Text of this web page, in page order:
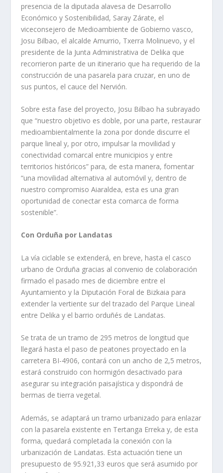
presencia de la diputada alavesa de Desarrollo
Económico y Sostenibilidad, Saray Zárate, el
viceconsejero de Medioambiente de Gobierno vasco,
Josu Bilbao, el alcalde Amurrio, Txerra Molinuevo, y el
presidente de la Junta Administrativa de Delika que
recorrieron parte de un itinerario que ha requerido de la
construcción de una pasarela para cruzar, en uno de
sus puntos, el cauce del Nervión.
Sobre esta fase del proyecto, Josu Bilbao ha subrayado
que “nuestro objetivo es doble, por una parte, restaurar
medioambientalmente la zona por donde discurre el
parque lineal y, por otro, impulsar la movilidad y
conectividad comarcal entre municipios y entre
territorios históricos” para, de esta manera, fomentar
“una movilidad alternativa al automóvil y, dentro de
nuestro compromiso Aiaraldea, esta es una gran
oportunidad de conectar esta comarca de forma
sostenible”.
Con Orduña por Landatas
La vía ciclable se extenderá, en breve, hasta el casco
urbano de Orduña gracias al convenio de colaboración
firmado el pasado mes de diciembre entre el
Ayuntamiento y la Diputación Foral de Bizkaia para
extender la vertiente sur del trazado del Parque Lineal
entre Delika y el barrio orduñés de Landatas.
Se trata de un tramo de 295 metros de longitud que
llegará hasta el paso de peatones proyectado en la
carretera BI-4906, contará con un ancho de 2,5 metros,
estará construido con hormigón desactivado para
asegurar su integración paisajística y dispondrá de
bermas de tierra vegetal.
Además, se adaptará un tramo urbanizado para enlazar
con la pasarela existente en Tertanga Erreka y, de esta
forma, quedará completada la conexión con la
urbanización de Landatas. Esta actuación tiene un
presupuesto de 95.921,33 euros que será asumido por